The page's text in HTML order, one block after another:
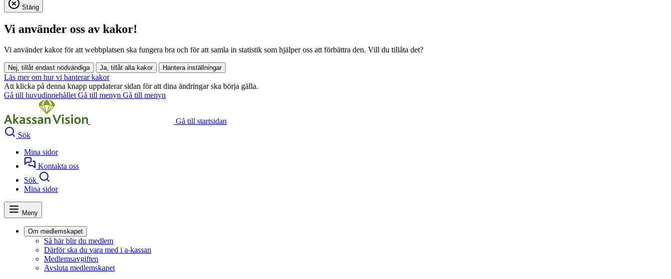
Stäng
Vi använder oss av kakor!
Vi använder kakor för att webbplatsen ska fungera bra och för att samla in statistik som hjälper oss att förbättra den. Vill du tillåta det?
Nej, tillåt endast nödvändiga Ja, tillåt alla kakor Hantera inställningar
Läs mer om hur vi hanterar kakor
Att klicka på denna knapp uppdaterar sidan för att dina ändringar ska börja gälla.
Gå till huvudinnehålletGå till menyn Gå till menyn
Gå till startsidan
Sök
Mina sidor
Kontakta oss
Sök
Mina sidor
Meny
Om medlemskapet
Så här blir du medlem
Därför ska du vara med i a-kassan
Medlemsavgiften
Avsluta medlemskapet